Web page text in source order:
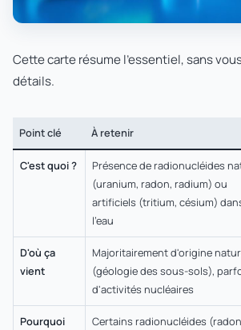
Cette carte résume l'essentiel, sans
détails.
Point clé À retenir
C'est quoi ?
Présence de radionucléides
(uranium, radon, radium) ou
artificiels (tritium, césium)
l'eau
D'où ça
vient
Majoritairement d'origine
(géologie des sous-sols),
d'activités nucléaires
Pourquoi
Certains radionucléides (radon